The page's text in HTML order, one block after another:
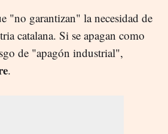
"no garantizan" la necesidad de
catalana. Si se apagan como
de "apagón industrial",
.